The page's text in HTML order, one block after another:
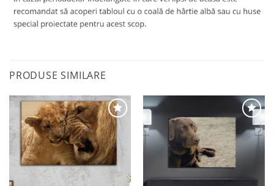
PRODUSE SIMILARE
Adaugă
la
favorite
Adaugă
favorite